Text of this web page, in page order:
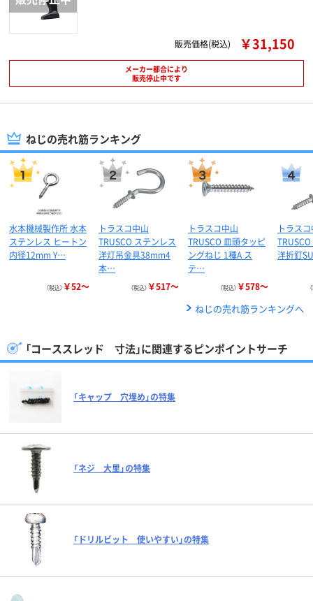
販売価格(税込) ￥31,150
メーカー都合により
販売停止中です
ねじの売れ筋ランキング
水本機械製作所 水本
ステンレス ヒートン
内径12mm Y…
（税込） ￥52～
トラスコ中山
TRUSCO ステンレス
洋灯吊金具38mm4
本…
（税込） ￥517～
トラスコ中山
TRUSCO 皿頭タッピ
ングねじ 1種A ス
テ…
（税込） ￥578～
トラス
洋折釘
ねじの売れ筋ランキングへ
「コーススレッド 寸法」に関連するピンポイントサーチ
「キャップ 穴埋め」の特集
「ネジ 大里」の特集
「ドリルビット 使いやすい」の特集